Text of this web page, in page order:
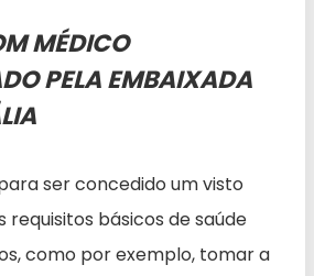
MÉDICO
PELA EMBAIXADA
ser concedido um visto
requisitos básicos de saúde
como por exemplo, tomar a